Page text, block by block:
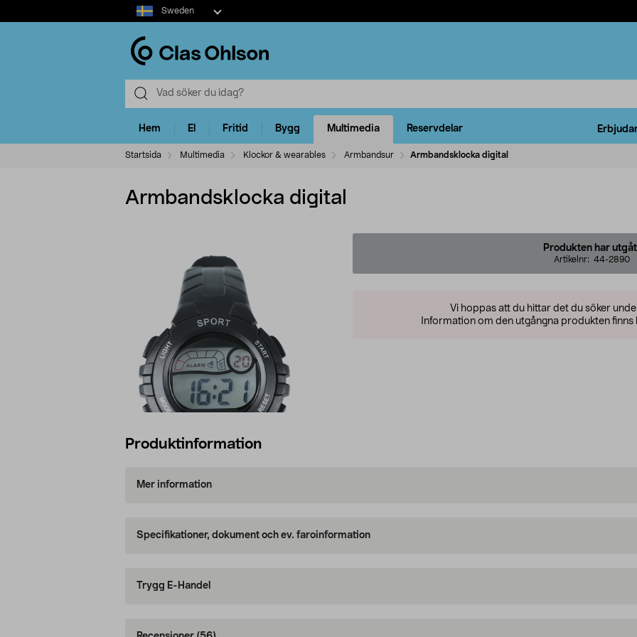
Select
market
Sweden
Hem El Fritid Bygg Multimedia Reservdelar
Startsida Multimedia Klockor & wearables Armbandsur Armbandsklocka digital
Armbandsklocka digital
Produkten har
Artikelnr: 44-2890
Vi hoppas att du hittar det du söker
Information om den utgångna produkten finns
Produktinformation
Mer information
Specifikationer, dokument och ev. faroinformation
Trygg E-Handel